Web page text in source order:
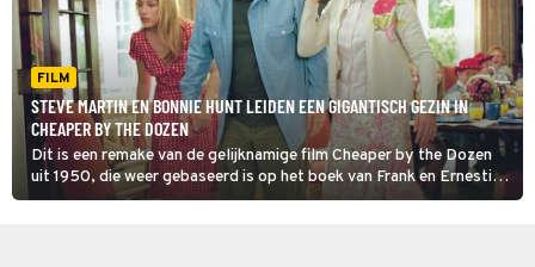
FILM
STEVE MARTIN EN BONNIE HUNT LEIDEN EEN GIGANTISCH GEZIN IN
CHEAPER BY THE DOZEN
Dit is een remake van de gelijknamige film Cheaper by the Dozen
uit 1950, die weer gebaseerd is op het boek van Frank en Ernestine
Gilbreth, een echtpaar dat in de jaren 40 ook echt een gezin met